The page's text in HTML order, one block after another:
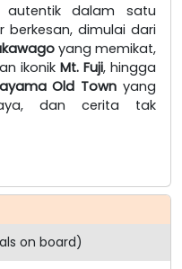
autentik dalam satu
dimulai dari
yang memikat,
ikonik Mt. Fuji, hingga
Old Town yang
dan cerita tak
on board)